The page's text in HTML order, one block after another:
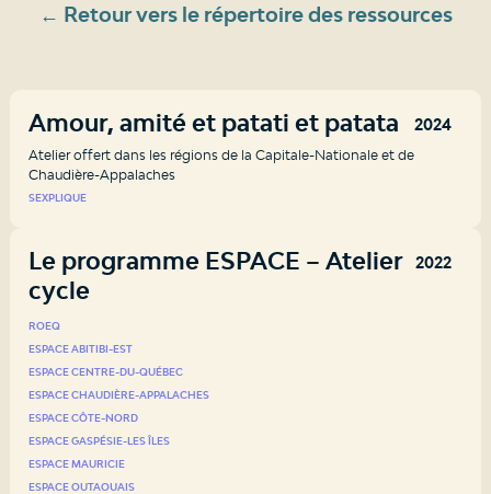
← Retour vers le répertoire des ressources
2024
Amour, amité et patati et patata
Atelier offert dans les régions de la Capitale-Nationale et de
Chaudière-Appalaches
SEXPLIQUE
2022
Le programme ESPACE – Atelier 2e
cycle
ROEQ
ESPACE ABITIBI-EST
ESPACE CENTRE-DU-QUÉBEC
ESPACE CHAUDIÈRE-APPALACHES
ESPACE CÔTE-NORD
ESPACE GASPÉSIE-LES ÎLES
ESPACE MAURICIE
ESPACE OUTAOUAIS